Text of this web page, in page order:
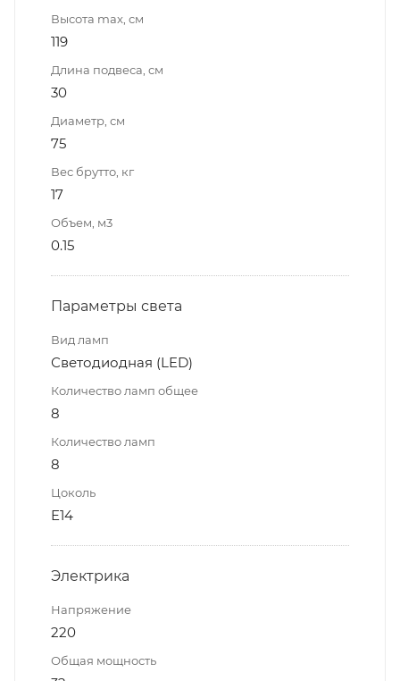
Высота max, см
119
Длина подвеса, см
30
Диаметр, см
75
Вес брутто, кг
17
Объем, м3
0.15
Параметры света
Вид ламп
Светодиодная (LED)
Количество ламп общее
8
Количество ламп
8
Цоколь
E14
Электрика
Напряжение
220
Общая мощность